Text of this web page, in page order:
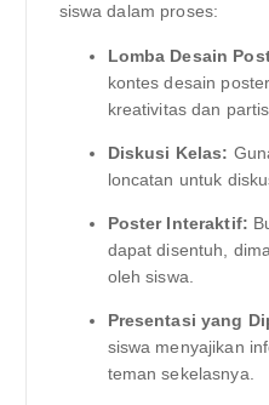
siswa dalam proses:
Lomba Desain
kontes desain
kreativitas dan
Diskusi Kelas:
loncatan untuk
Poster Interaktif:
dapat disentuh,
oleh siswa.
Presentasi yang
siswa menyajikan
teman sekelasnya.